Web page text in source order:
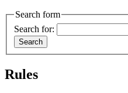
Search form
Search for:
Rules